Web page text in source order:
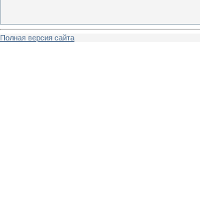
Полная версия сайта